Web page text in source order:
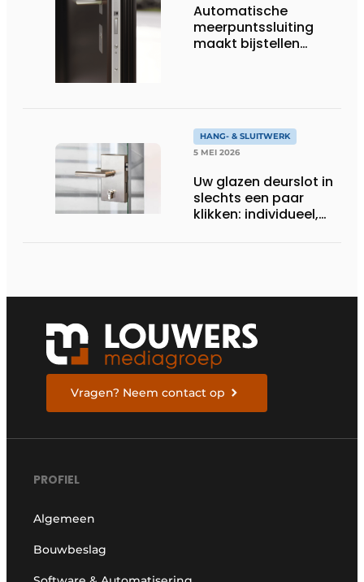
Automatische
meerpuntssluiting
maakt bijstellen
HANG- & SLUITWERK
5 MEI 2026
Uw glazen deurslot in
slechts een paar
klikken: individueel,
Vragen? Neem contact op
PROFIEL
Algemeen
Bouwbeslag